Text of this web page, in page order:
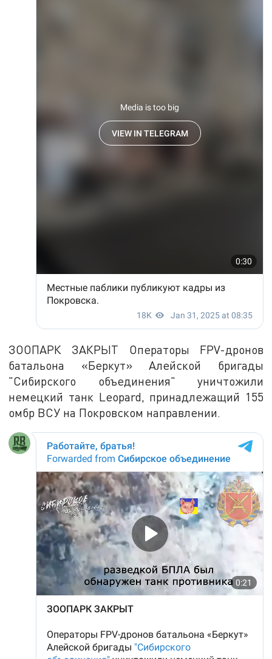
ЗООПАРК ЗАКРЫТ Операторы FPV-дронов
батальона «Беркут» Алейской бригады
"Сибирского объединения" уничтожили
немецкий танк Leopard, принадлежащий 155
омбр ВСУ на Покровском направлении.